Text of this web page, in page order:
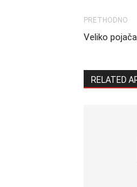
PRETHODNO
Veliko
RELATED